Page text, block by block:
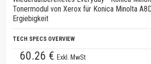
Tonermodul von Xerox für Konica Minolta
Ergiebigkeit
TECH SPECS OVERVIEW
60.26 € Exkl. MwSt